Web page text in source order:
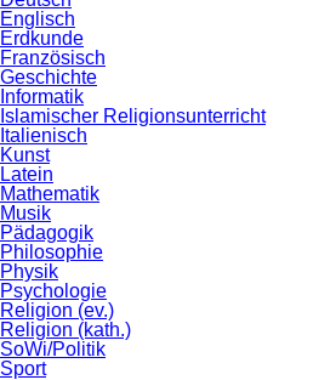
Englisch
Erdkunde
Französisch
Geschichte
Informatik
Islamischer Religionsunterricht
Italienisch
Kunst
Latein
Mathematik
Musik
Pädagogik
Philosophie
Physik
Psychologie
Religion (ev.)
Religion (kath.)
SoWi/Politik
Sport